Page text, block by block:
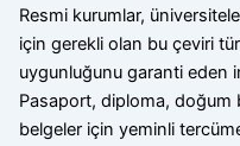
Resmi kurumlar,
için gerekli olan bu çeviri
uygunluğunu garanti eden
Pasaport, diploma, doğum
belgeler için yeminli